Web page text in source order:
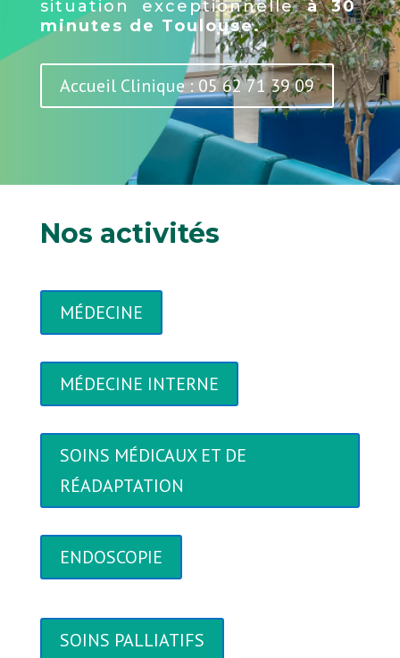
situation exceptionnelleà 30
minutes de Toulouse.
Accueil Clinique : 05 62 71 39 09
Nos activités
MÉDECINE
MÉDECINE INTERNE
SOINS MÉDICAUX ET DE
RÉADAPTATION
ENDOSCOPIE
SOINS PALLIATIFS